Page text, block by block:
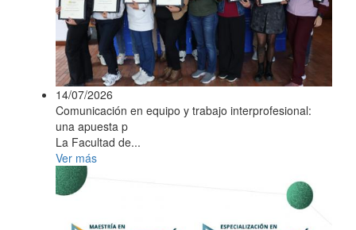
14/07/2026
Comunicación en equipo y trabajo interprofesional:
una apuesta p
La Facultad de...
Ver más